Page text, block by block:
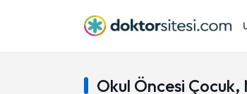
Okul Öncesi